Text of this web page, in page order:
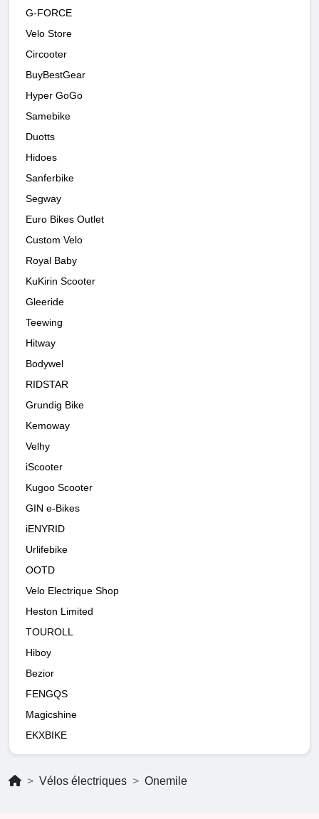
G-FORCE
Velo Store
Circooter
BuyBestGear
Hyper GoGo
Samebike
Duotts
Hidoes
Sanferbike
Segway
Euro Bikes Outlet
Custom Velo
Royal Baby
KuKirin Scooter
Gleeride
Teewing
Hitway
Bodywel
RIDSTAR
Grundig Bike
Kemoway
Velhy
iScooter
Kugoo Scooter
GIN e-Bikes
iENYRID
Urlifebike
OOTD
Velo Electrique Shop
Heston Limited
TOUROLL
Hiboy
Bezior
FENGQS
Magicshine
EKXBIKE
Vélos électriques Onemile